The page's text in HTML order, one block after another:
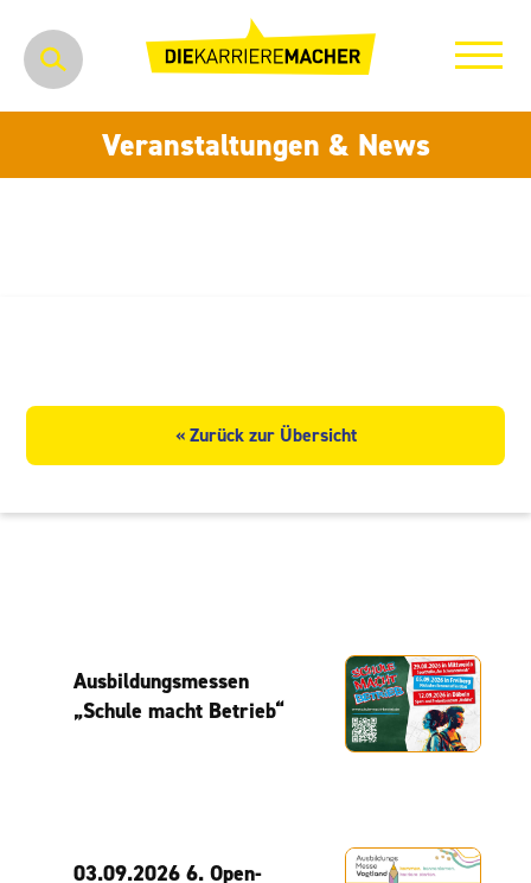
Veranstaltungen & News
« Zurück zur Übersicht
Ausbildungsmessen
„Schule macht Betrieb“
03.09.2026 6. Open-